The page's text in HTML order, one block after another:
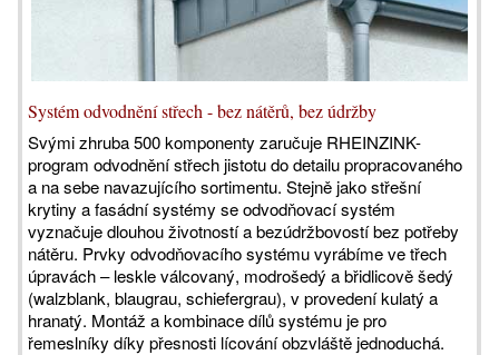
Systém odvodnění střech - bez nátěrů, bez údržby
Svými zhruba 500 komponenty zaručuje RHEINZINK-
program odvodnění střech jistotu do detailu propracovaného
a na sebe navazujícího sortimentu. Stejně jako střešní
krytiny a fasádní systémy se odvodňovací systém
vyznačuje dlouhou životností a bezúdržbovostí bez potřeby
nátěru. Prvky odvodňovacího systému vyrábíme ve třech
úpravách – leskle válcovaný, modrošedý a břidlicově šedý
(walzblank, blaugrau, schiefergrau), v provedení kulatý a
hranatý. Montáž a kombinace dílů systému je pro
řemeslníky díky přesnosti lícování obzvláště jednoduchá.